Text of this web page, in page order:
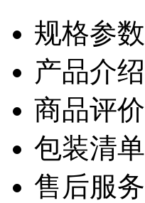
规格参数
产品介绍
商品评价
包装清单
售后服务